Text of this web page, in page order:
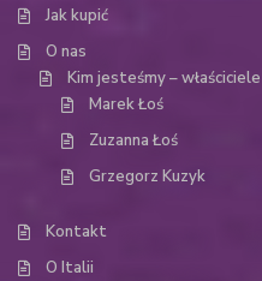
Jak kupić
O nas
Kim jesteśmy –
Marek Łoś
Zuzanna Łoś
Grzegorz Kuzyk
Kontakt
O Italii